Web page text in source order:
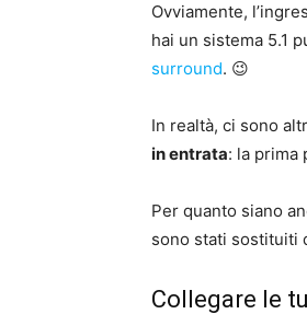
Ovviamente,
hai un sistema 5.1
surround. 😉
In realtà, ci sono
in entrata: la prima
Per quanto siano
sono stati sostituiti
Collegare le